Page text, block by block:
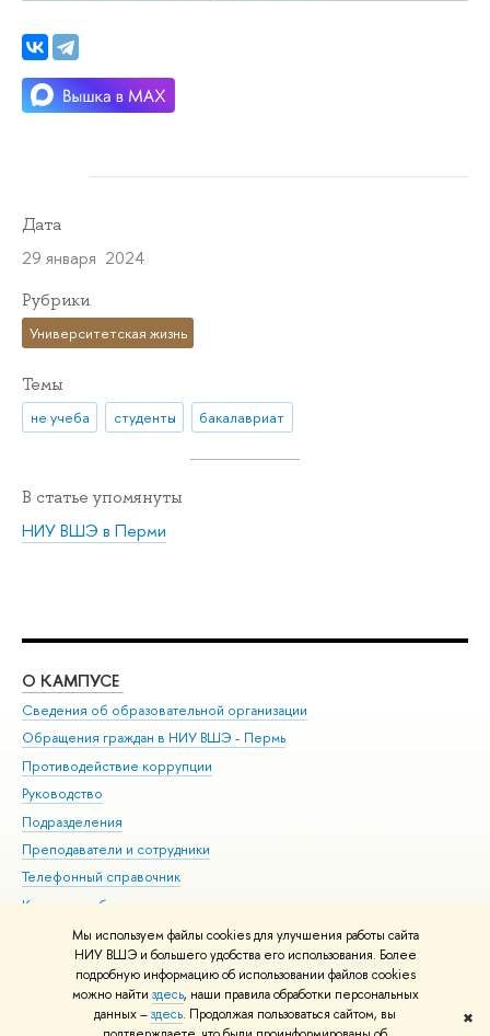
Мы используем файлы cookies для улучшения работы сайта
НИУ ВШЭ и большего удобства его использования. Более
подробную информацию об использовании файлов cookies
можно найти здесь, наши правила обработки персональных
данных –здесь. Продолжая пользоваться сайтом, вы
✖
Дата
29 января 2024
Рубрики
Университетская жизнь
Темы
не учеба студенты бакалавриат
В статье упомянуты
НИУ ВШЭ в Перми
О КАМПУСЕ
Сведения об образовательной организации
Обращения граждан в НИУ ВШЭ - Пермь
Противодействие коррупции
Руководство
Подразделения
Преподаватели и сотрудники
Телефонный справочник
Корпуса и общежития
ВШЭ для студентов с ограниченными возможностями
здоровья и инвалидностью
Единая платежная страница